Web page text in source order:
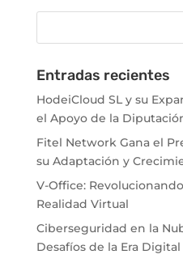
Entradas recientes
HodeiCloud SL y su
el Apoyo de la
Fitel Network Gana el
su Adaptación y
V-Office:
Realidad Virtual
Ciberseguridad en la
Desafíos de la Era Digital